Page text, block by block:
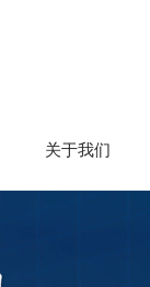
关于我们